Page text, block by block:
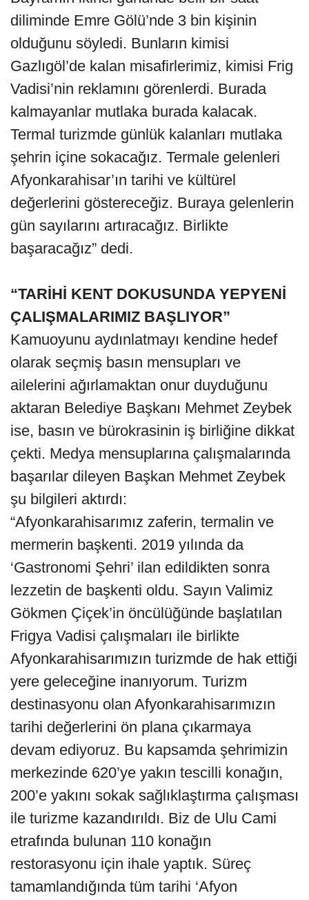
diliminde Emre Gölü’nde 3 bin kişinin
olduğunu söyledi. Bunların kimisi
Gazlıgöl’de kalan misafirlerimiz, kimisi Frig
Vadisi’nin reklamını görenlerdi. Burada
kalmayanlar mutlaka burada kalacak.
Termal turizmde günlük kalanları mutlaka
şehrin içine sokacağız. Termale gelenleri
Afyonkarahisar’ın tarihi ve kültürel
değerlerini göstereceğiz. Buraya gelenlerin
gün sayılarını artıracağız. Birlikte
başaracağız” dedi.
“TARİHİ KENT DOKUSUNDA YEPYENİ
ÇALIŞMALARIMIZ BAŞLIYOR”
Kamuoyunu aydınlatmayı kendine hedef
olarak seçmiş basın mensupları ve
ailelerini ağırlamaktan onur duyduğunu
aktaran Belediye Başkanı Mehmet Zeybek
ise, basın ve bürokrasinin iş birliğine dikkat
çekti. Medya mensuplarına çalışmalarında
başarılar dileyen Başkan Mehmet Zeybek
şu bilgileri aktırdı:
“Afyonkarahisarımız zaferin, termalin ve
mermerin başkenti. 2019 yılında da
‘Gastronomi Şehri’ ilan edildikten sonra
lezzetin de başkenti oldu. Sayın Valimiz
Gökmen Çiçek’in öncülüğünde başlatılan
Frigya Vadisi çalışmaları ile birlikte
Afyonkarahisarımızın turizmde de hak ettiği
yere geleceğine inanıyorum. Turizm
destinasyonu olan Afyonkarahisarımızın
tarihi değerlerini ön plana çıkarmaya
devam ediyoruz. Bu kapsamda şehrimizin
merkezinde 620’ye yakın tescilli konağın,
200’e yakını sokak sağlıklaştırma çalışması
ile turizme kazandırıldı. Biz de Ulu Cami
etrafında bulunan 110 konağın
restorasyonu için ihale yaptık. Süreç
tamamlandığında tüm tarihi ‘Afyon